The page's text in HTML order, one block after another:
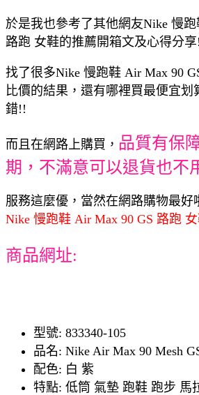
於是我也參考了其他網友Nike 慢跑
路跑 女鞋的推薦開箱文及心得分享!
找了很多Nike 慢跑鞋 Air Max 90
比價的結果，還有哪裡買最便宜划
錯!!
而且在網路上購買， 品質有保
期，不滿意可以退貨也不
服務這麼優，當然在網路購物最好
Nike 慢跑鞋 Air Max 90 GS 路跑
商品網址:
型號: 833340-105
品名: Nike Air Max 90 Mesh
配色: 白 紫
特點: 低筒 氣墊 跑鞋 跑步 馬